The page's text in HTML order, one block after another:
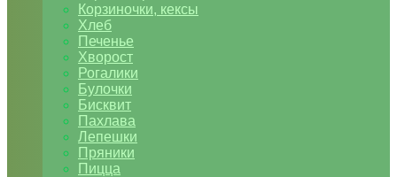
Корзиночки, кексы
Хлеб
Печенье
Хворост
Рогалики
Булочки
Бисквит
Пахлава
Лепешки
Пряники
Пицца